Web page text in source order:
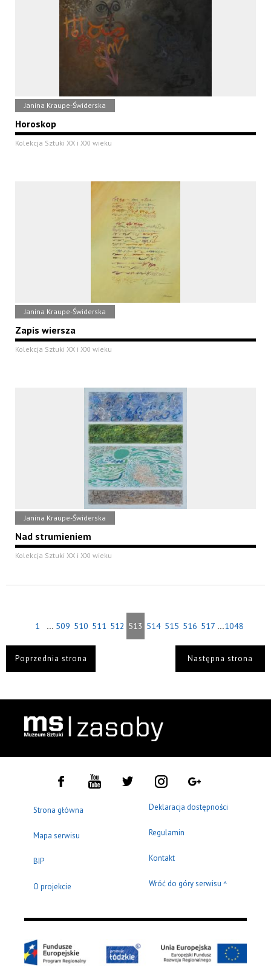
Janina Kraupe-Świderska
Horoskop
Kolekcja Sztuki XX i XXI wieku
Janina Kraupe-Świderska
Zapis wiersza
Kolekcja Sztuki XX i XXI wieku
Janina Kraupe-Świderska
Nad strumieniem
Kolekcja Sztuki XX i XXI wieku
1 ... 509 510 511 512 513 514 515 516 517 ...1048
Poprzednia strona Następna strona
Strona główna
Mapa serwisu
BIP
O projekcie
Deklaracja dostępności
Regulamin
Kontakt
Wróć do góry serwisu ^